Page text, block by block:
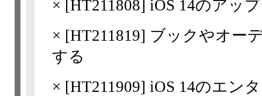
× [HT211808] iOS 14のアッ
× [HT211819] ブックやオー
する
× [HT211909] iOS 14のエン